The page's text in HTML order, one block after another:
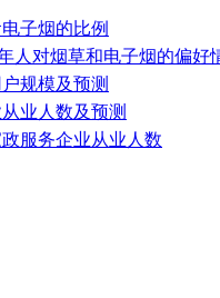
子烟的比例
人对烟草和电子烟的偏好
规模及预测
业人数及预测
服务企业从业人数